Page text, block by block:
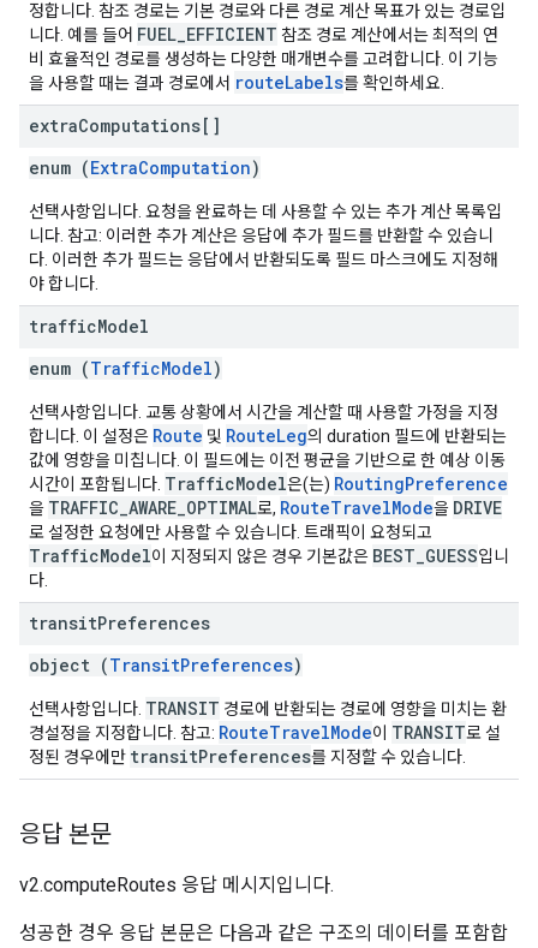
정합니다. 참조 경로는 기본 경로와 다른 경로 계산 목표가 있는 경로입
니다. 예를 들어 FUEL_EFFICIENT 참조 경로 계산에서는 최적의 연
비 효율적인 경로를 생성하는 다양한 매개변수를 고려합니다. 이 기능
을 사용할 때는 결과 경로에서 routeLabels를 확인하세요.
extraComputations[]
enum (ExtraComputation)
선택사항입니다. 요청을 완료하는 데 사용할 수 있는 추가 계산 목록입
니다. 참고: 이러한 추가 계산은 응답에 추가 필드를 반환할 수 있습니
다. 이러한 추가 필드는 응답에서 반환되도록 필드 마스크에도 지정해
야 합니다.
trafficModel
enum (TrafficModel)
선택사항입니다. 교통 상황에서 시간을 계산할 때 사용할 가정을 지정
합니다. 이 설정은 Route 및 RouteLeg의 duration 필드에 반환되는
값에 영향을 미칩니다. 이 필드에는 이전 평균을 기반으로 한 예상 이동
시간이 포함됩니다. TrafficModel은(는) RoutingPreference
을 TRAFFIC_AWARE_OPTIMAL로, RouteTravelMode을 DRIVE
로 설정한 요청에만 사용할 수 있습니다. 트래픽이 요청되고
TrafficModel이 지정되지 않은 경우 기본값은 BEST_GUESS입니
다.
transitPreferences
object (TransitPreferences)
선택사항입니다. TRANSIT 경로에 반환되는 경로에 영향을 미치는 환
경설정을 지정합니다. 참고: RouteTravelMode이 TRANSIT로 설
정된 경우에만 transitPreferences를 지정할 수 있습니다.
응답 본문
v2.computeRoutes 응답 메시지입니다.
성공한 경우 응답 본문은 다음과 같은 구조의 데이터를 포함합